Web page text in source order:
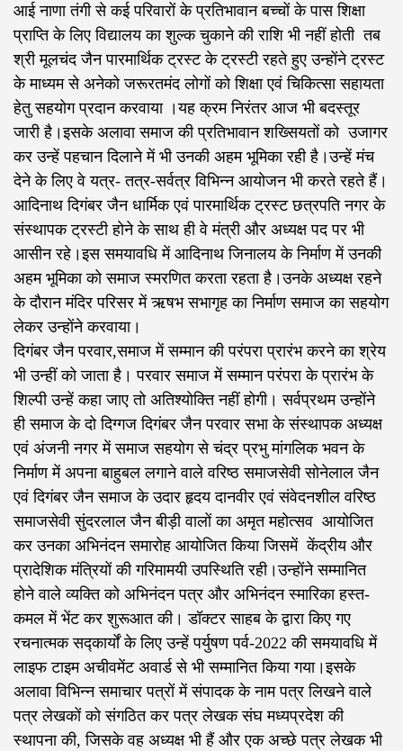
आई नाणा तंगी से कई परिवारों के प्रतिभावान बच्चों के पास शिक्षा
प्राप्ति के लिए विद्यालय का शुल्क चुकाने की राशि भी नहीं होती तब
श्री मूलचंद जैन पारमार्थिक ट्रस्ट के ट्रस्टी रहते हुए उन्होंने ट्रस्ट
के माध्यम से अनेको जरूरतमंद लोगों को शिक्षा एवं चिकित्सा सहायता
हेतु सहयोग प्रदान करवाया ।यह क्रम निरंतर आज भी बदस्तूर
जारी है।इसके अलावा समाज की प्रतिभावान शख्सियतों को उजागर
कर उन्हें पहचान दिलाने में भी उनकी अहम भूमिका रही है।उन्हें मंच
देने के लिए वे यत्र- तत्र-सर्वत्र विभिन्न आयोजन भी करते रहते हैं।
आदिनाथ दिगंबर जैन धार्मिक एवं पारमार्थिक ट्रस्ट छत्रपति नगर के
संस्थापक ट्रस्टी होने के साथ ही वे मंत्री और अध्यक्ष पद पर भी
आसीन रहे।इस समयावधि में आदिनाथ जिनालय के निर्माण में उनकी
अहम भूमिका को समाज स्मरणित करता रहता है।उनके अध्यक्ष रहने
के दौरान मंदिर परिसर में ऋषभ सभागृह का निर्माण समाज का सहयोग
लेकर उन्होंने करवाया।
दिगंबर जैन परवार,समाज में सम्मान की परंपरा प्रारंभ करने का श्रेय
भी उन्हीं को जाता है। परवार समाज में सम्मान परंपरा के प्रारंभ के
शिल्पी उन्हें कहा जाए तो अतिश्योक्ति नहीं होगी। सर्वप्रथम उन्होंने
ही समाज के दो दिग्गज दिगंबर जैन परवार सभा के संस्थापक अध्यक्ष
एवं अंजनी नगर में समाज सहयोग से चंद्र प्रभु मांगलिक भवन के
निर्माण में अपना बाहुबल लगाने वाले वरिष्ठ समाजसेवी सोनेलाल जैन
एवं दिगंबर जैन समाज के उदार हृदय दानवीर एवं संवेदनशील वरिष्ठ
समाजसेवी सुंदरलाल जैन बीड़ी वालों का अमृत महोत्सव आयोजित
कर उनका अभिनंदन समारोह आयोजित किया जिसमें केंद्रीय और
प्रादेशिक मंत्रियों की गरिमामयी उपस्थिति रही।उन्होंने सम्मानित
होने वाले व्यक्ति को अभिनंदन पत्र और अभिनंदन स्मारिका हस्त-
कमल में भेंट कर शुरूआत की। डॉक्टर साहब के द्वारा किए गए
रचनात्मक सद्कार्यों के लिए उन्हें पर्युषण पर्व-2022 की समयावधि में
लाइफ टाइम अचीवमेंट अवार्ड से भी सम्मानित किया गया।इसके
अलावा विभिन्न समाचार पत्रों में संपादक के नाम पत्र लिखने वाले
पत्र लेखकों को संगठित कर पत्र लेखक संघ मध्यप्रदेश की
स्थापना की, जिसके वह अध्यक्ष भी हैं और एक अच्छे पत्र लेखक भी